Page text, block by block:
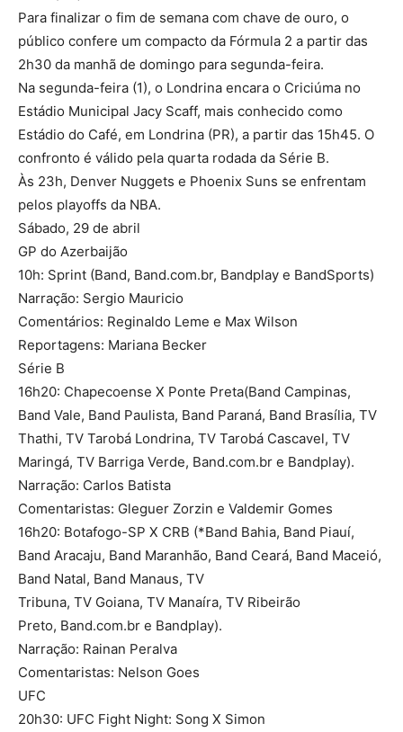
Para finalizar o fim de semana com chave de ouro, o
público confere um compacto da Fórmula 2 a partir das
2h30 da manhã de domingo para segunda-feira.
Na segunda-feira (1), o Londrina encara o Criciúma no
Estádio Municipal Jacy Scaff, mais conhecido como
Estádio do Café, em Londrina (PR), a partir das 15h45. O
confronto é válido pela quarta rodada da Série B.
Às 23h, Denver Nuggets e Phoenix Suns se enfrentam
pelos playoffs da NBA.
Sábado, 29 de abril
GP do Azerbaijão
10h: Sprint (Band, Band.com.br, Bandplay e BandSports)
Narração: Sergio Mauricio
Comentários: Reginaldo Leme e Max Wilson
Reportagens: Mariana Becker
Série B
16h20: Chapecoense X Ponte Preta(Band Campinas,
Band Vale, Band Paulista, Band Paraná, Band Brasília, TV
Thathi, TV Tarobá Londrina, TV Tarobá Cascavel, TV
Maringá, TV Barriga Verde, Band.com.br e Bandplay).
Narração: Carlos Batista
Comentaristas: Gleguer Zorzin e Valdemir Gomes
16h20: Botafogo-SP X CRB (*Band Bahia, Band Piauí,
Band Aracaju, Band Maranhão, Band Ceará, Band Maceió,
Band Natal, Band Manaus, TV
Tribuna, TV Goiana, TV Manaíra, TV Ribeirão
Preto, Band.com.br e Bandplay).
Narração: Rainan Peralva
Comentaristas: Nelson Goes
UFC
20h30: UFC Fight Night: Song X Simon